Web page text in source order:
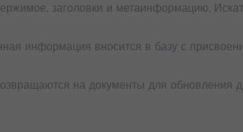
заголовки и метаинформацию.
информация вносится в базу с
на документы для обновления